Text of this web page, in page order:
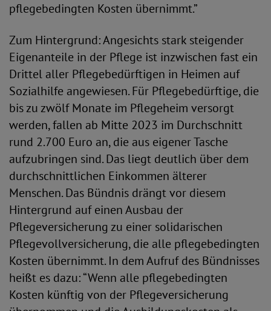
pflegebedingten Kosten übernimmt.”
Zum Hintergrund: Angesichts stark steigender
Eigenanteile in der Pflege ist inzwischen fast ein
Drittel aller Pflegebedürftigen in Heimen auf
Sozialhilfe angewiesen. Für Pflegebedürftige, die
bis zu zwölf Monate im Pflegeheim versorgt
werden, fallen ab Mitte 2023 im Durchschnitt
rund 2.700 Euro an, die aus eigener Tasche
aufzubringen sind. Das liegt deutlich über dem
durchschnittlichen Einkommen älterer
Menschen. Das Bündnis drängt vor diesem
Hintergrund auf einen Ausbau der
Pflegeversicherung zu einer solidarischen
Pflegevollversicherung, die alle pflegebedingten
Kosten übernimmt. In dem Aufruf des Bündnisses
heißt es dazu: “Wenn alle pflegebedingten
Kosten künftig von der Pflegeversicherung